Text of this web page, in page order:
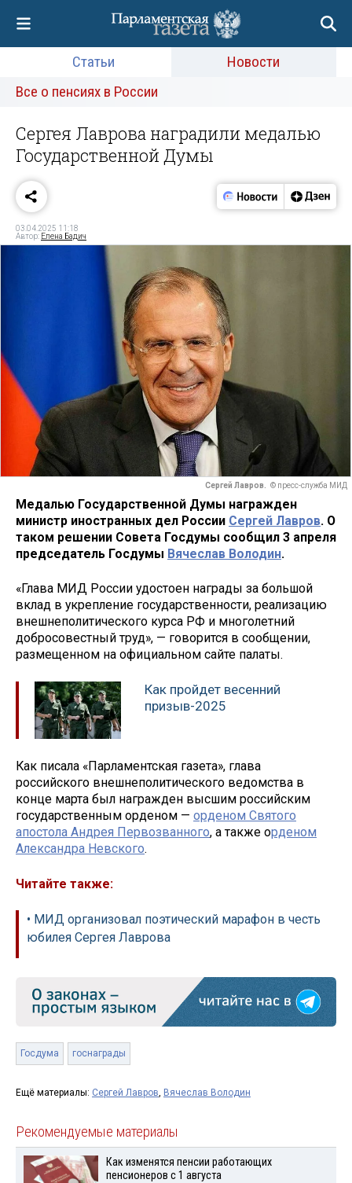
Статьи
Новости
Все о пенсиях в России
Сергея Лаврова наградили медалью
Государственной Думы
03.04.2025 11:18
Автор: Елена Бадич
Сергей Лавров. © пресс-служба МИД
Медалью Государственной Думы награжден
министр иностранных дел России Сергей Лавров. О
таком решении Совета Госдумы сообщил 3 апреля
председатель Госдумы Вячеслав Володин.
«Глава МИД России удостоен награды за большой
вклад в укрепление государственности, реализацию
внешнеполитического курса РФ и многолетний
добросовестный труд», — говорится в сообщении,
размещенном на официальном сайте палаты.
Как пройдет весенний
призыв-2025
Как писала «Парламентская газета», глава
российского внешнеполитического ведомства в
конце марта был награжден высшим российским
государственным орденом — орденом Святого
апостола Андрея Первозванного, а также орденом
Александра Невского.
Читайте также:
• МИД организовал поэтический марафон в честь
юбилея Сергея Лаврова
Госдума госнаграды
Ещё материалы: Сергей Лавров Вячеслав Володин
Рекомендуемые материалы
Как изменятся пенсии работающих
пенсионеров с 1 августа